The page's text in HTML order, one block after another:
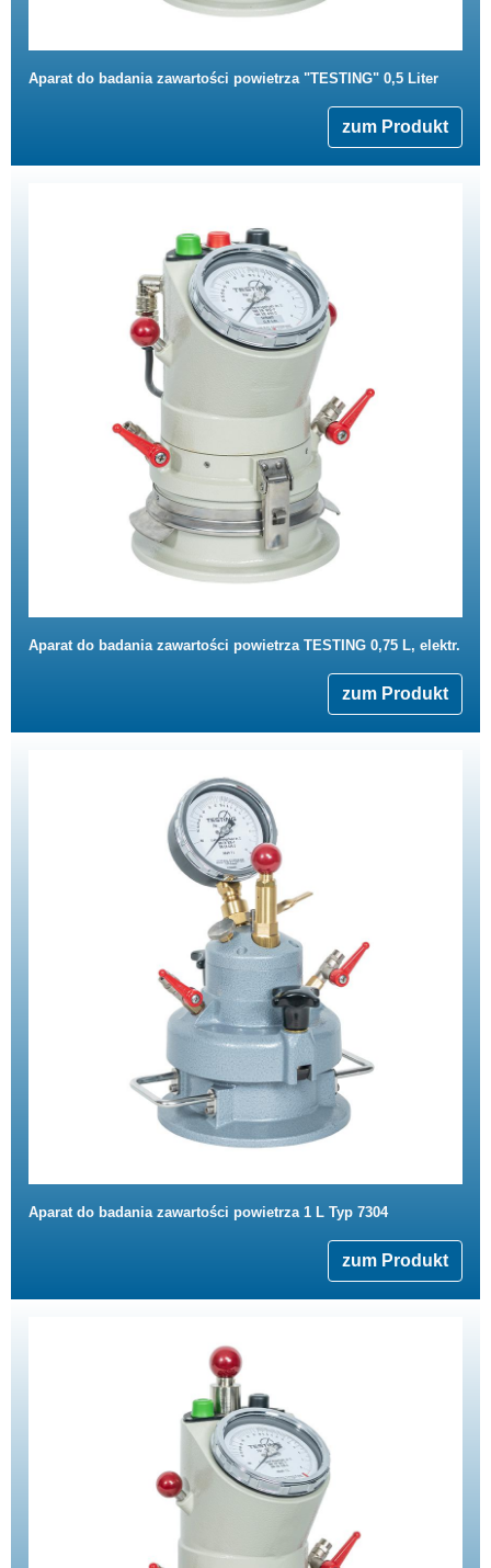
Aparat do badania zawartości powietrza "TESTING" 0,5 Liter
zum Produkt
Aparat do badania zawartości powietrza TESTING 0,75 L, elektr.
zum Produkt
Aparat do badania zawartości powietrza 1 L Typ 7304
zum Produkt